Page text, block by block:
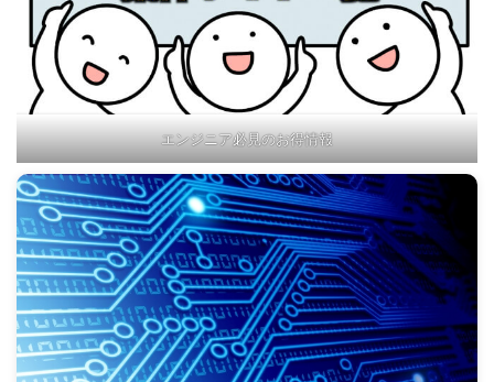
エンジニア必見のお得情報